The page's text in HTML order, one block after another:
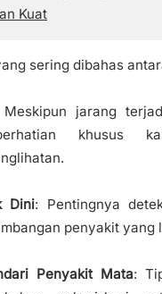
Kuat
sering dibahas
jarang
khusus
Dini: Pentingnya
penyakit yang
Penyakit Mata: